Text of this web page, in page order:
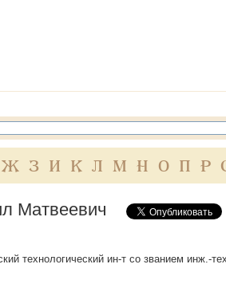
Ж З И К Л М Н О П Р
Матвеевич
технологический ин-т со званием инж.-